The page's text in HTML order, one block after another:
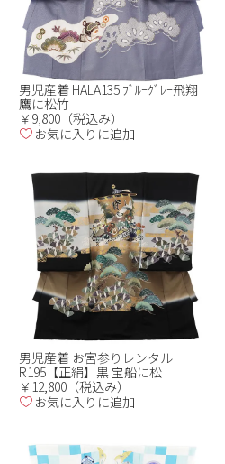
男児産着 HALA135 ﾌﾞﾙｰｸﾞﾚｰ飛翔
鷹に松竹
￥9,800（税込み）
お気に入りに追加
男児産着 お宮参りレンタル
R195【正絹】黒 宝船に松
￥12,800（税込み）
お気に入りに追加